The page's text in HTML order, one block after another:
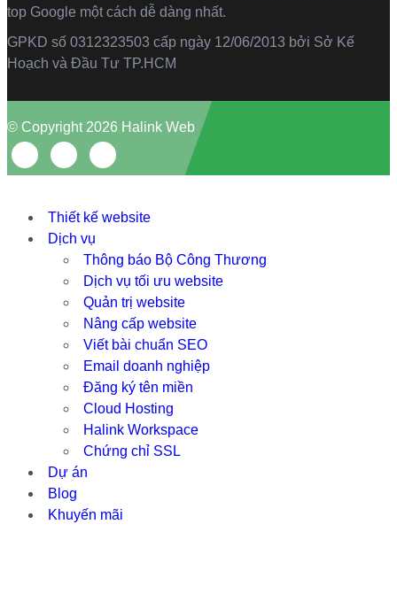
top Google một cách dễ dàng nhất.
GPKD số 0312323503 cấp ngày 12/06/2013 bởi Sở Kế
Hoạch và Đầu Tư TP.HCM
© Copyright 2026 Halink Web
Thiết kế website
Dịch vụ
Thông báo Bộ Công Thương
Dịch vụ tối ưu website
Quản trị website
Nâng cấp website
Viết bài chuẩn SEO
Email doanh nghiệp
Đăng ký tên miền
Cloud Hosting
Halink Workspace
Chứng chỉ SSL
Dự án
Blog
Khuyến mãi